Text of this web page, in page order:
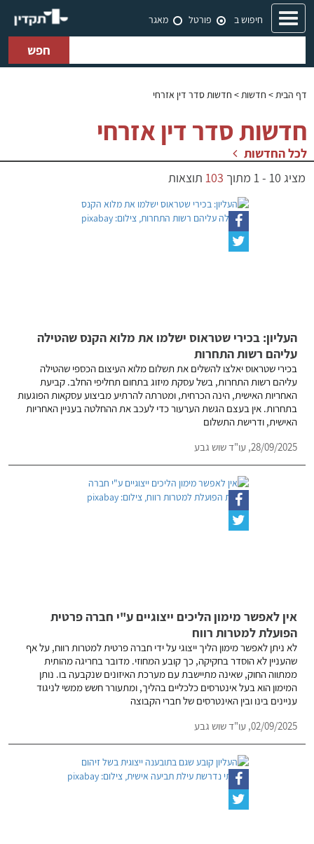
Toggle
navigation
חיפוש ב פורטל מאגר
חפש
דף הבית> חדשות > חדשות סדר דין אזרחי
חדשות סדר דין אזרחי
לכל החדשות
מציג 10
-
1 מתוך 103 תוצאות
העליון: בכירי שטראוס ישלמו את מלוא הקנס שהטילה
עליהם רשות התחרות
בכירי שטראוס יאלצו להשלים את תשלום מלוא העיצום הכספי שהטילה
עליהם רשות התחרות, בשל עסקת מיזוג בתחום תחליפי החלב. קביעת
האחריות האישית, הינה הכרחית, ומטרתה להרתיע מביצוע עסקאות הפוגעות
בתחרות. אין בעצם הגשת הערעור כדי לעכב את ההחלטה בעניין האחריות
האישית, ודרישת התשלום
28/09/2025, עו"ד שוש גבע
אין לאפשר מימון הליכים ייצוגיים ע"י חברה פרטית
הפועלת למטרות רווח
לא ניתן לאפשר מימון הליך ייצוגי על ידי חברה פרטית למטרות רווח, על אף
שהעניין לא הוסדר בחקיקה, כך קובע המחוזי. מדובר בחריגה מהותית
ממתווה החוק, שאינה מתיישבת עם מערכת האיזונים שנקבעה בו. נותן
המימון הוא בעל אינטרסים כלכליים בהליך, ומתעורר חשש ממשי לניגוד
עניינים בינו ובין האינטרסים של חברי הקבוצה
02/09/2025, עו"ד שוש גבע